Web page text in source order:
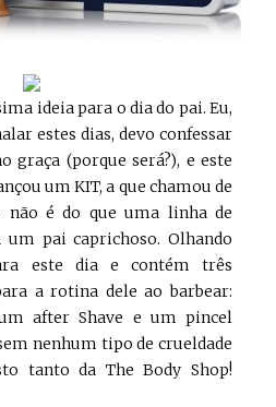
ideia para o dia do pai. Eu,
estes dias, devo confessar
graça (porque será?), e este
um KIT, a que chamou de
não é do que uma linha de
um pai caprichoso. Olhando
este dia e contém três
a rotina dele ao barbear:
after Shave e um pincel
nenhum tipo de crueldade
tanto da The Body Shop!